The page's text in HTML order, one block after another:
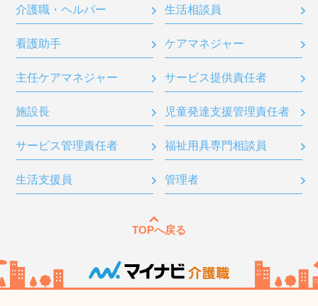
介護職・ヘルパー 生活相談員
看護助手 ケアマネジャー
主任ケアマネジャー サービス提供責任者
施設長 児童発達支援管理責任者
サービス管理責任者 福祉用具専門相談員
生活支援員 管理者
TOPへ戻る